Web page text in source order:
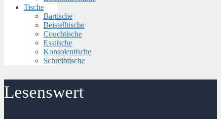
Tische
Bartische
Beistelltische
Couchtische
Esstische
Konsolentische
Schreibtische
Lesenswert